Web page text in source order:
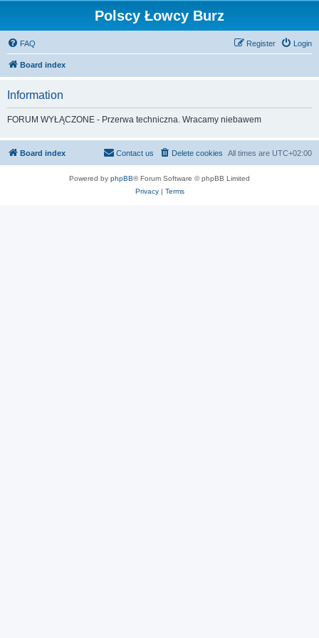
Polscy Łowcy Burz
FAQ Login
Register
Board index
Information
FORUM WYŁĄCZONE - Przerwa techniczna. Wracamy niebawem
Board index All times are UTC+02:00
Delete cookies
Contact us
Powered by phpBB® Forum Software © phpBB Limited
Privacy| Terms